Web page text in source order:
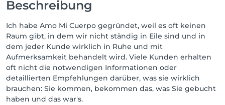
Beschreibung
Ich habe Amo Mi Cuerpo gegründet, weil es oft keinen
Raum gibt, in dem wir nicht ständig in Eile sind und in
dem jeder Kunde wirklich in Ruhe und mit
Aufmerksamkeit behandelt wird. Viele Kunden erhalten
oft nicht die notwendigen Informationen oder
detaillierten Empfehlungen darüber, was sie wirklich
brauchen: Sie kommen, bekommen das, was Sie gebucht
haben und das war's.